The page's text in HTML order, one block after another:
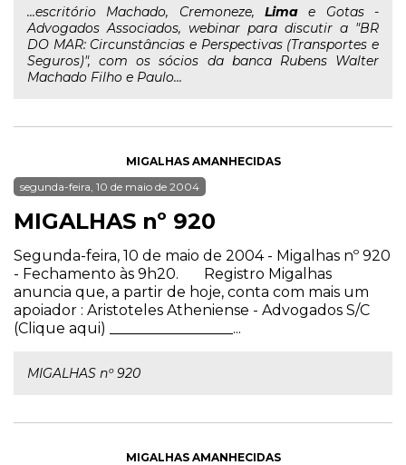
...escritório Machado, Cremoneze, Lima e Gotas -
Advogados Associados, webinar para discutir a "BR
DO MAR: Circunstâncias e Perspectivas (Transportes e
Seguros)", com os sócios da banca Rubens Walter
Machado Filho e Paulo...
MIGALHAS AMANHECIDAS
segunda-feira, 10 de maio de 2004
MIGALHAS nº 920
Segunda-feira, 10 de maio de 2004 - Migalhas nº 920
- Fechamento às 9h20. Registro Migalhas
anuncia que, a partir de hoje, conta com mais um
apoiador : Aristoteles Atheniense - Advogados S/C
(Clique aqui) _________________...
MIGALHAS nº 920
MIGALHAS AMANHECIDAS